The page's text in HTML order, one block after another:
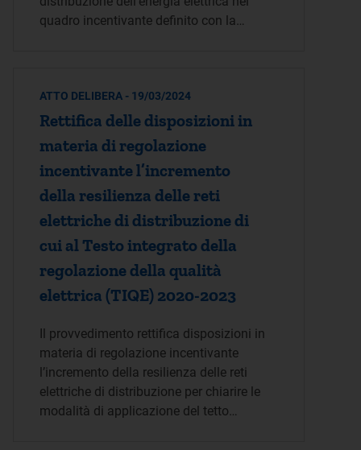
quadro incentivante definito con la…
ATTO DELIBERA - 19/03/2024
Rettifica delle disposizioni in
materia di regolazione
incentivante l’incremento
della resilienza delle reti
elettriche di distribuzione di
cui al Testo integrato della
regolazione della qualità
elettrica (TIQE) 2020-2023
Il provvedimento rettifica disposizioni in
materia di regolazione incentivante
l’incremento della resilienza delle reti
elettriche di distribuzione per chiarire le
modalità di applicazione del tetto…